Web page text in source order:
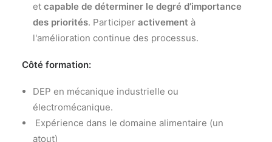
et capable de déterminer le degré d’importance
des priorités. Participer activement à
l'amélioration continue des processus.
Côté formation:
DEP en mécanique industrielle ou
électromécanique.
Expérience dans le domaine alimentaire (un
atout)